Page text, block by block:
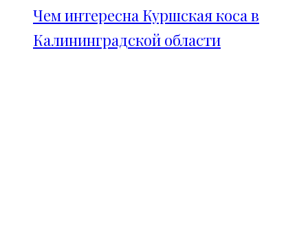
Чем интересна Куршская коса в
Калининградской области